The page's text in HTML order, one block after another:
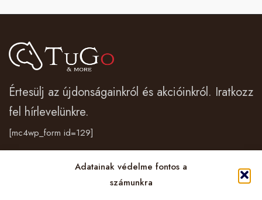
Adatainak védelme fontos a
számunkra
Értesülj az újdonságainkról és akcióinkról. Iratkozz
fel hírlevelünkre.
[mc4wp_form id=129]